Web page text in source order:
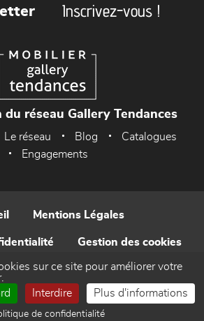
Inscrivez-vous !
du réseau Gallery Tendances
Le réseau Blog
Catalogues
Engagements
Mentions Légales
Gestion des cookies
Contact
par WEB Enseignes
sur ce site pour améliorer votre
Interdire Plus d'informations
de confidentialité